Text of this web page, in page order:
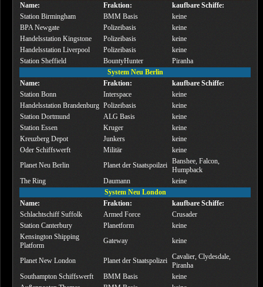
Name:
Fraktion:
kaufbare Schiffe:
Station Birmingham
BMM Basis
keine
BPA Newgate
Polizeibasis
keine
Handelsstation Kingstone
Polizeibasis
keine
Handelsstation Liverpool
Polizeibasis
keine
Station Sheffield
BountyHunter
Piranha
System Neu Berlin
Name:
Fraktion:
kaufbare Schiffe:
Station Bonn
Interspace
keine
Handelsstation Brandenburg Polizeibasis
keine
Station Dortmund
ALG Basis
keine
Station Essen
Kruger
keine
Kreuzberg Depot
Junkers
keine
Oder Schiffswerft
Militär
keine
Planet Neu Berlin
Planet der Staatspoilzei Banshee, Falcon,
Humpback
The Ring
Daumann
keine
System Neu London
Name:
Fraktion:
kaufbare Schiffe:
Schlachtschiff Suffolk
Armed Force
Crusader
Station Canterbury
Planetform
keine
Kensington Shipping
Platform
Gateway keine
Planet New London Planet der Staatspolizei Cavalier, Clydesdale,
Piranha
Southampton Schiffswerft
BMM Basis
keine